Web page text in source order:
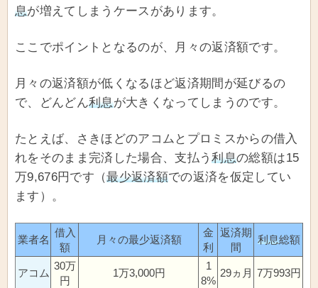
息が増えてしまうケースがあります。
ここでポイントとなるのが、月々の返済額です。
月々の返済額が低くなるほど返済期間が延びるの
で、どんどん利息が大きくなってしまうのです。
たとえば、さきほどのアコムとプロミスからの借入
れをそのまま完済した場合、支払う利息の総額は15
万9,676円です（最少返済額での返済を仮定してい
ます）。
業者名
借入
額
月々の最少返済額
金
利
返済期
間
利息総額
アコム
30万
円
1万3,000円
1
8%
29ヵ月 7万993円